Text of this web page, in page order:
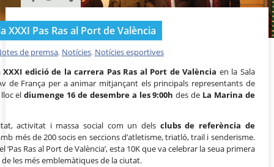
València en esport
Portal de Transparència
Pas Ras al Port de València
de premsa, Notícies, Notícies esportives
XXXI edició de la carrera Pas Ras al Port de València en la Sala
de França per a animar mitjançant els principals representants de
lloc eldiumenge 16 de desembre a les 9:00h des de La Marina de
activitat i massa social com un dels clubs de referència de
més de 200 socis en seccions d’atletisme, triatló, trail i senderisme.
Ras al Port de València’, esta 10K que va celebrar la seua primera
les més emblemàtiques de la ciutat.